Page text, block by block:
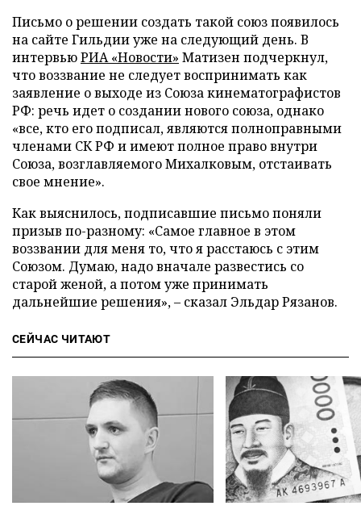
Письмо о решении создать такой союз появилось
на сайте Гильдии уже на следующий день. В
интервьюРИА «Новости» Матизен подчеркнул,
что воззвание не следует воспринимать как
заявление о выходе из Союза кинематографистов
РФ: речь идет о создании нового союза, однако
«все, кто его подписал, являются полноправными
членами СК РФ и имеют полное право внутри
Союза, возглавляемого Михалковым, отстаивать
свое мнение».
Как выяснилось, подписавшие письмо поняли
призыв по-разному: «Самое главное в этом
воззвании для меня то, что я расстаюсь с этим
Союзом. Думаю, надо вначале развестись со
старой женой, а потом уже принимать
дальнейшие решения», – сказал Эльдар Рязанов.
СЕЙЧАС ЧИТАЮТ